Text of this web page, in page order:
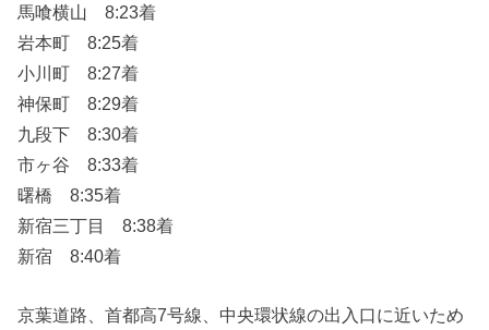
馬喰横山 8:23着
岩本町 8:25着
小川町 8:27着
神保町 8:29着
九段下 8:30着
市ヶ谷 8:33着
曙橋 8:35着
新宿三丁目 8:38着
新宿 8:40着
京葉道路、首都高7号線、中央環状線の出入口に近いため